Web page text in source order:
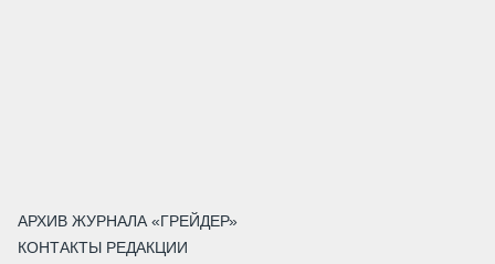
АРХИВ ЖУРНАЛА «ГРЕЙДЕР»
КОНТАКТЫ РЕДАКЦИИ